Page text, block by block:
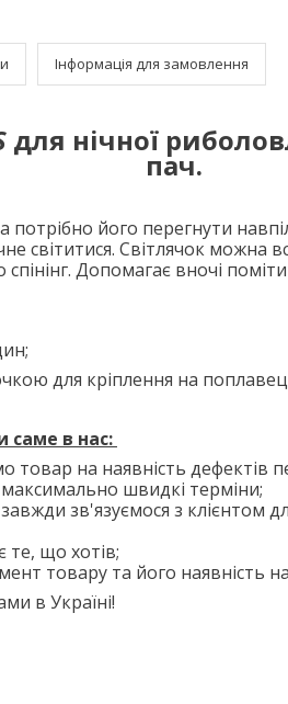
Інформація для замовлення
для нічної
пач.
потрібно його перегнути
світитися. Світлячок можна
Допомагає вночі
для кріплення на
саме в нас:
товар на наявність дефектів
швидкі терміни;
зв'язуємося з клієнтом
те, що хотів;
товару та його наявність на
в Україні!